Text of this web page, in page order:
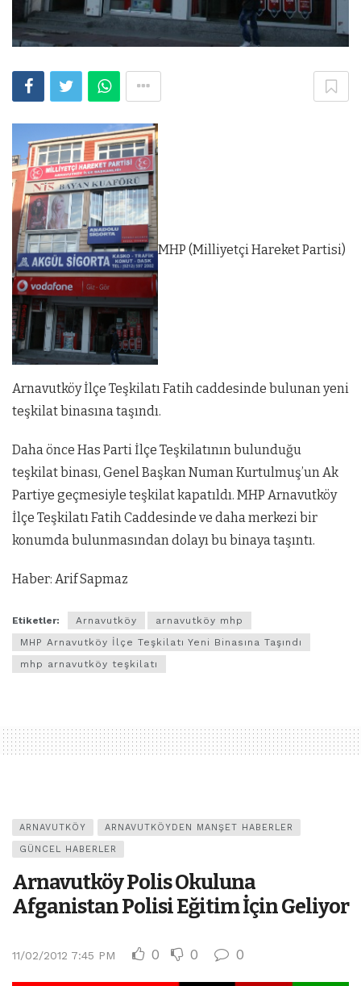
MHP (Milliyetçi Hareket Partisi)
Arnavutköy İlçe Teşkilatı Fatih caddesinde bulunan yeni
teşkilat binasına taşındı.
Daha önce Has Parti İlçe Teşkilatının bulunduğu
teşkilat binası, Genel Başkan Numan Kurtulmuş’un Ak
Partiye geçmesiyle teşkilat kapatıldı. MHP Arnavutköy
İlçe Teşkilatı Fatih Caddesinde ve daha merkezi bir
konumda bulunmasından dolayı bu binaya taşıntı.
Haber: Arif Sapmaz
Etiketler: Arnavutköy
arnavutköy mhp
MHP Arnavutköy İlçe Teşkilatı Yeni Binasına Taşındı
mhp arnavutköy teşkilatı
ARNAVUTKÖY ARNAVUTKÖYDEN MANŞET HABERLER
GÜNCEL HABERLER
Arnavutköy Polis Okuluna
Afganistan Polisi Eğitim İçin Geliyor
11/02/2012 7:45 PM 0 0 0